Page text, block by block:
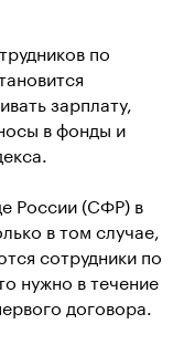
по
зарплату,
в фонды и
России (СФР) в
в том случае,
сотрудники по
нужно в течение
договора.